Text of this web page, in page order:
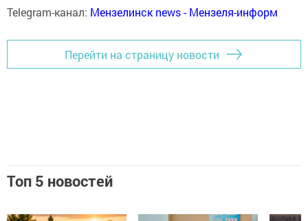
Telegram-канал: Мензелинск news - Мензеля-информ
Перейти на страницу новости
Топ 5 новостей